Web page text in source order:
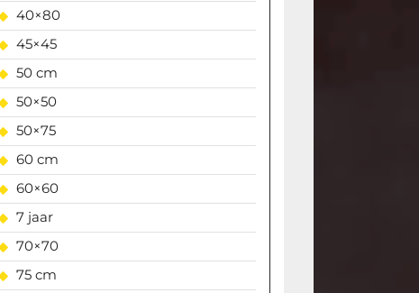
40×80
45×45
50 cm
50×50
50×75
60 cm
60×60
7 jaar
70×70
75 cm